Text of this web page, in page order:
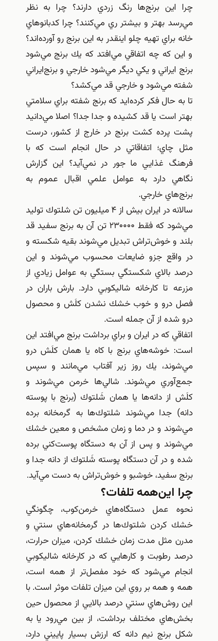
چرا اين برنج‌ها رنگ زردي دارند؟ چرا به نظر
مي‌رسد بهتر و بيشتر ري مي‌كنند؟ چرا كدبانوهاي
خانه براي تهيه چلو اينقدر به اين برنج رو آورده‌اند؟
و اين كه چه اتفاقي مي‌افتد كه يك برنج مي‌شود
برنج ايراني و يكي ديگر مي‌شود خارجي و برنج‌ايراني
شفته مي‌شود و خارجي قد مي‌كشد؟
تا به حال فكر كرده‌ايد كه برنج شفته براي سلامتي
بهتر است يا قد كشيده و جدا جدا؟ اصلا مي‌دانيد
پشت پرده كشت برنج در خارج از كشور، درست
مثل چاي؛ اتفاقاتي در حال انجام است كه با
فرهنگ غذايي ما جور در نمي‌آيد؟ اين گزارش
نگاهي دارد به عوامل علمي اقبال عموم به
برنج‌هاي خارجي.
سالانه در ايران بيش از ۴ ميليون تن شلتوك توليد
مي‌شود كه فقط ۲۳۰۰۰۰ تن آن به برنج سفيد قد
بلند و خوش‌تراش تبديل مي‌شوند بقيه شكسته و
در واقع جزو ضايعات محسوب مي‌شوند و اين
درصد بالاي شكستگي بستگي به عوامل زيادي از
مزرعه تا كارخانه شاليكوبي دارد. بارش باران در
فصل درو و خوب خشك نشدن كلَش و محصول
درو شده از آن جمله است.
اتفاقي كه در ايران و براي برداشت برنج مي‌افتد اين
است: خوشه‌هاي برنج با كاه يا همان كلَش درو
مي‌شوند، يك روز زير آفتاب مي‌مانند و سپس
جمع‌آوري مي‌شوند. شالي‌ها خرمن مي‌شوند و
كلَش از دانه‌ها يا همان شَلتوك (برنج با پوسته
دانه) جدا مي‌شوند شلتوك‌ها به گرمخانه برده
مي‌شوند و در دما و زمان مشخص و معين خشك
مي‌شوند و پس از آن به دستگاه پوست‌كني برده
شده و در آن دستگاه پوسته شَلتوك از دانه جدا و
برنج سفيد، خوشبو و خوش‌تراش به دست مي‌آيد.
چرا اين‌همه تلفات؟
نحوه عمل دستگاه‌هاي خرمن‌كوب، چگونگي
خشك كردن شلتوك‌ها در گرمخانه‌هاي سنتي و
مدرن مثل مدت زمان خشك كردن، ميزان حرارت،
درصد رطوبت و كارهايي كه در كارخانه شاليكوبي
انجام مي‌شود كه خود مفصل‌تر از همه است،
همه و همه بر روي اين ميزان تلفات موثر است. با
اين روش‌هاي سنتي درصد بالايي از محصول حين
بخش‌هاي مختلف برداشت، از بين مي‌رود يا به
شكل برنج نيم دانه كه ارزش بسيار پاييني دارد،